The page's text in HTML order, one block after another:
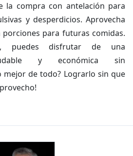
la compra con antelación para
y desperdicios. Aprovecha
para futuras comidas.
puedes disfrutar de una
y económica sin
mejor de todo? Lograrlo sin que